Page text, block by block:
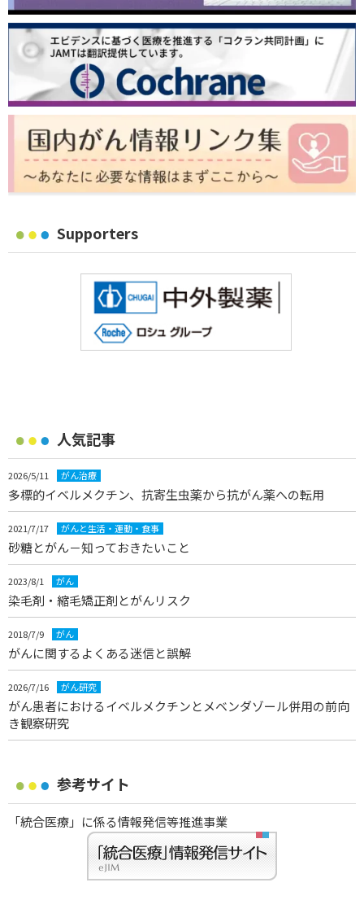
Supporters
人気記事
2026/5/11 がん治療
多標的イベルメクチン、抗寄生虫薬から抗がん薬への転用
2021/7/17 がんと生活・運動・食事
砂糖とがん－知っておきたいこと
2023/8/1 がん
染毛剤・縮毛矯正剤とがんリスク
2018/7/9 がん
がんに関するよくある迷信と誤解
2026/7/16 がん研究
がん患者におけるイベルメクチンとメベンダゾール併用の前向
き観察研究
参考サイト
「統合医療」に係る情報発信等推進事業